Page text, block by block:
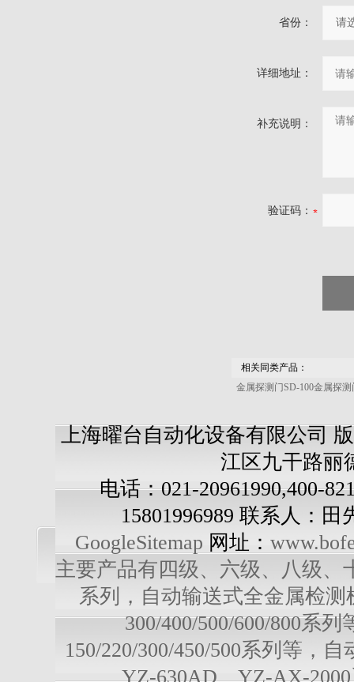
省份：
详细地址：
补充说明：
验证码：
相关同类产品：
金属探测门SD-100金属探测
上海曜台自动化设备有限公司
江区九干路丽
电话：021-20961990,400-
15801996989 联系人：田
GoogleSitemap 网址：
主要产品有四级、六级、八级、
系列，自动输送式全金属检测
300/400/500/600/800系
150/220/300/450/500系列等，
YZ-630AD、YZ-AX-